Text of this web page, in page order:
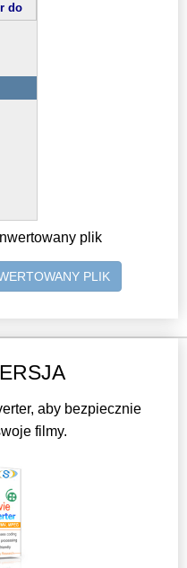
do
plik
PLIK
aby bezpiecznie
filmy.